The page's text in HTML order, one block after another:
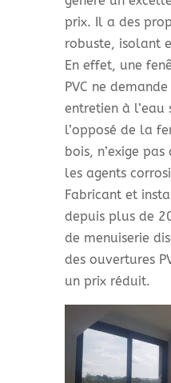
prix. Il a des
robuste, isolant
En effet, une
PVC ne
entretien à l’eau
l’opposé de la
bois, n’exige
les agents
Fabricant et
depuis plus de
de menuiserie
des ouvertures
un prix réduit.